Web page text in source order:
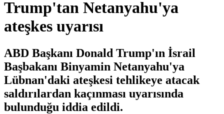
Trump'tan Netanyahu'ya
ateşkes uyarısı
ABD Başkanı Donald Trump'ın İsrail
Başbakanı Binyamin Netanyahu'ya
Lübnan'daki ateşkesi tehlikeye atacak
saldırılardan kaçınması uyarısında
bulunduğu iddia edildi.